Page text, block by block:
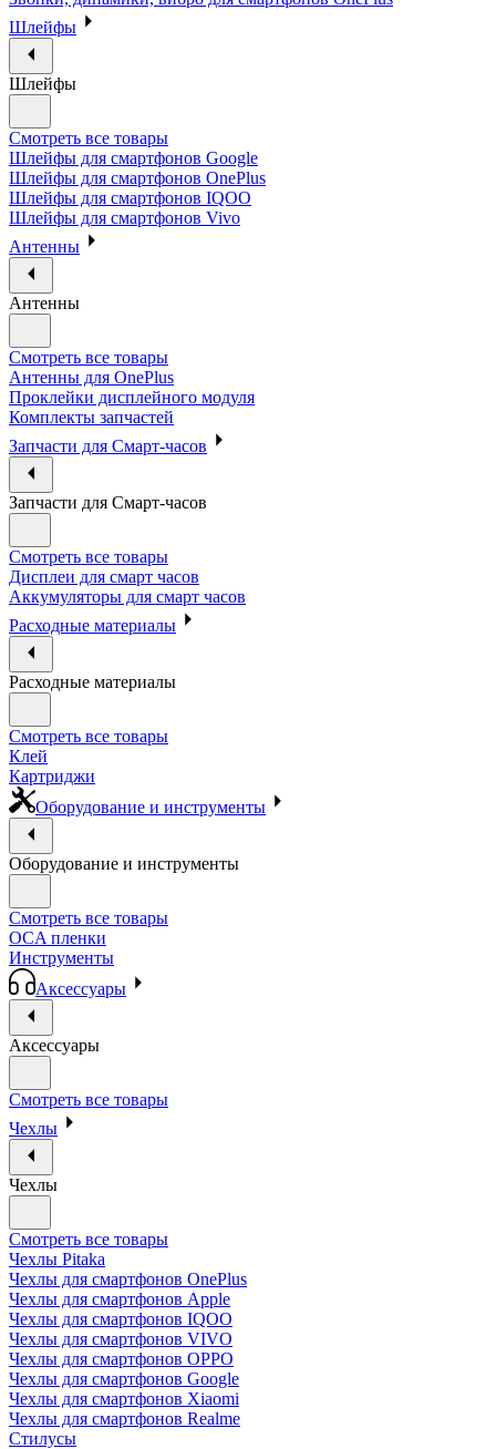
Шлейфы
Шлейфы
Смотреть все товары
Шлейфы для смартфонов Google
Шлейфы для смартфонов OnePlus
Шлейфы для смартфонов IQOO
Шлейфы для смартфонов Vivo
Антенны
Антенны
Смотреть все товары
Антенны для OnePlus
Проклейки дисплейного модуля
Комплекты запчастей
Запчасти для Смарт-часов
Запчасти для Смарт-часов
Смотреть все товары
Дисплеи для смарт часов
Аккумуляторы для смарт часов
Расходные материалы
Расходные материалы
Смотреть все товары
Клей
Картриджи
Оборудование и инструменты
Оборудование и инструменты
Смотреть все товары
OCA пленки
Инструменты
Аксессуары
Аксессуары
Смотреть все товары
Чехлы
Чехлы
Смотреть все товары
Чехлы Pitaka
Чехлы для смартфонов OnePlus
Чехлы для смартфонов Apple
Чехлы для смартфонов IQOO
Чехлы для смартфонов VIVO
Чехлы для смартфонов OPPO
Чехлы для смартфонов Google
Чехлы для смартфонов Xiaomi
Чехлы для смартфонов Realme
Стилусы